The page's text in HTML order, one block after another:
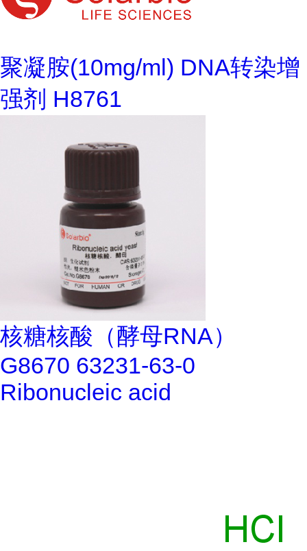
聚凝胺(10mg/ml) DNA转染增
强剂 H8761
核糖核酸（酵母RNA）
G8670 63231-63-0
Ribonucleic acid